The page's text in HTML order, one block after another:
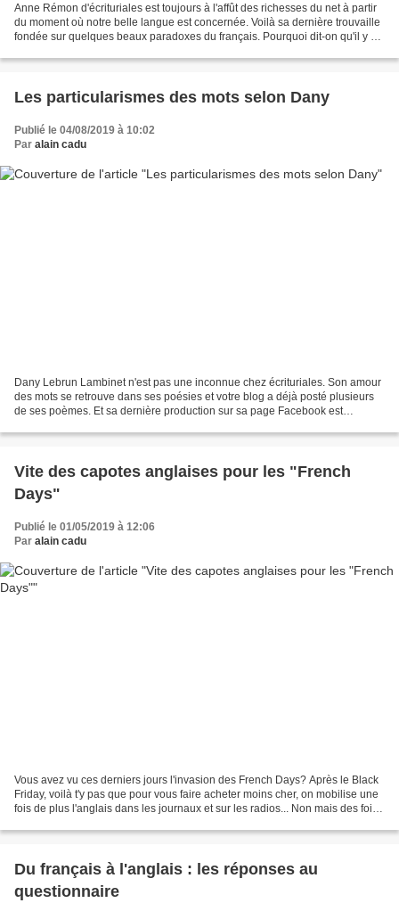
Anne Rémon d'écrituriales est toujours à l'affût des richesses du net à partir
du moment où notre belle langue est concernée. Voilà sa dernière trouvaille
fondée sur quelques beaux paradoxes du français. Pourquoi dit-on qu'il y a
Les particularismes des mots selon Dany
Publié le 04/08/2019 à 10:02
Par alain cadu
Dany Lebrun Lambinet n'est pas une inconnue chez écrituriales. Son amour
des mots se retrouve dans ses poésies et votre blog a déjà posté plusieurs
de ses poèmes. Et sa dernière production sur sa page Facebook est
Vite des capotes anglaises pour les "French
Days"
Publié le 01/05/2019 à 12:06
Par alain cadu
Vous avez vu ces derniers jours l'invasion des French Days? Après le Black
Friday, voilà t'y pas que pour vous faire acheter moins cher, on mobilise une
fois de plus l'anglais dans les journaux et sur les radios... Non mais des fois
Du français à l'anglais : les réponses au
questionnaire